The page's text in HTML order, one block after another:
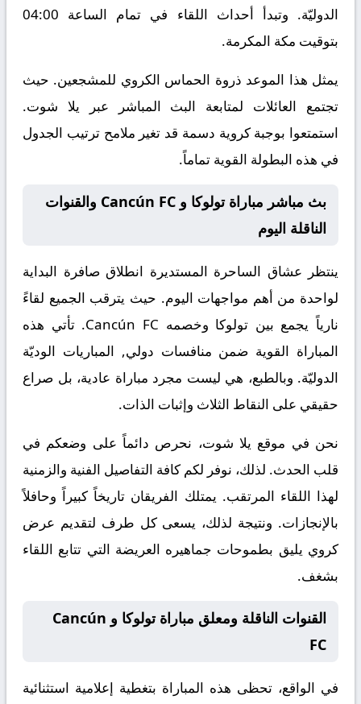
الدوليّة. وتبدأ أحداث اللقاء في تمام الساعة 04:00
بتوقيت مكة المكرمة.
يمثل هذا الموعد ذروة الحماس الكروي للمشجعين. حيث
تجتمع العائلات لمتابعة البث المباشر عبر يلا شوت.
استمتعوا بوجبة كروية دسمة قد تغير ملامح ترتيب الجدول
في هذه البطولة القوية تماماً.
بث مباشر مباراة تولوكا و Cancún FC والقنوات
الناقلة اليوم
ينتظر عشاق الساحرة المستديرة انطلاق صافرة البداية
لواحدة من أهم مواجهات اليوم. حيث يترقب الجميع لقاءً
نارياً يجمع بين تولوكا وخصمه Cancún FC. تأتي هذه
المباراة القوية ضمن منافسات دولي, المباريات الوديّة
الدوليّة. وبالطبع، هي ليست مجرد مباراة عادية، بل صراع
حقيقي على النقاط الثلاث وإثبات الذات.
نحن في موقع يلا شوت، نحرص دائماً على وضعكم في
قلب الحدث. لذلك، نوفر لكم كافة التفاصيل الفنية والزمنية
لهذا اللقاء المرتقب. يمتلك الفريقان تاريخاً كبيراً وحافلاً
بالإنجازات. ونتيجة لذلك، يسعى كل طرف لتقديم عرض
كروي يليق بطموحات جماهيره العريضة التي تتابع اللقاء
بشغف.
القنوات الناقلة ومعلق مباراة تولوكا و Cancún
FC
في الواقع، تحظى هذه المباراة بتغطية إعلامية استثنائية